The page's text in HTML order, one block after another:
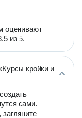
оценивают
из 5.
кройки и
сами.